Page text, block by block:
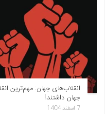
انقلاب‌های جهان: مهم‌ترین
جهان داشتند!
7 اسفند 1404